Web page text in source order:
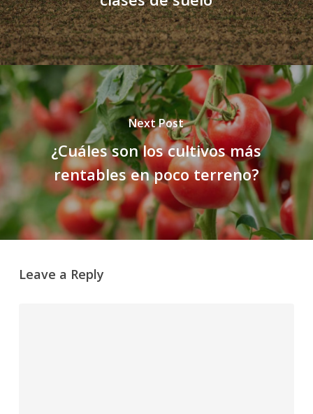
Next Post
¿Cuáles son los cultivos más
rentables en poco terreno?
Leave a Reply